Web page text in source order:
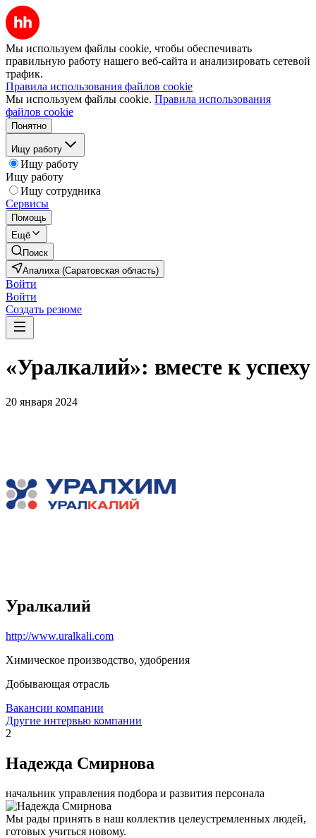
Мы используем файлы cookie, чтобы обеспечивать
правильную работу нашего веб-сайта и анализировать сетевой
трафик.
Правила использования файлов cookie
Мы используем файлы cookie. Правила использования
файлов cookie
Понятно
Ищу работу
Ищу работу
Ищу работу
Ищу сотрудника
Сервисы
Помощь
Ещё
Поиск
Апалиха (Саратовская область)
Войти
Войти
Создать резюме
«Уралкалий»: вместе к успеху
20 января 2024
Уралкалий
http://www.uralkali.com
Химическое производство, удобрения
Добывающая отрасль
Вакансии компании
Другие интервью компании
2
Надежда Смирнова
начальник управления подбора и развития персонала
Мы рады принять в наш коллектив целеустремленных людей,
готовых учиться новому.